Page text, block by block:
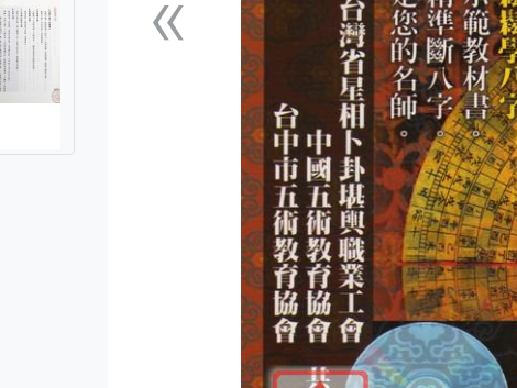
上一張